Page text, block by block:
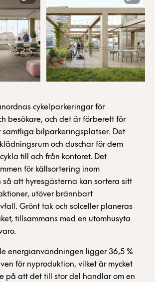
cykelparkeringar för
besökare, och det är förberett för
bilparkeringsplatser. Det
och duschar för dem
till och från kontoret. Det
för källsortering inom
så att hyresgästerna kan sortera sitt
utöver brännbart
Grönt tak och solceller planeras
tillsammans med en utomhusyta
energianvändningen ligger 36,5 %
för nyproduktion, vilket är mycket
på att det till stor del handlar om en